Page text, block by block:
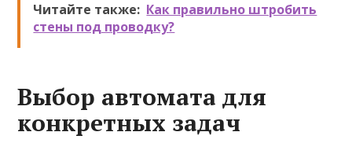
Читайте также: Как правильно штробить
стены под проводку?
Выбор автомата для
конкретных задач